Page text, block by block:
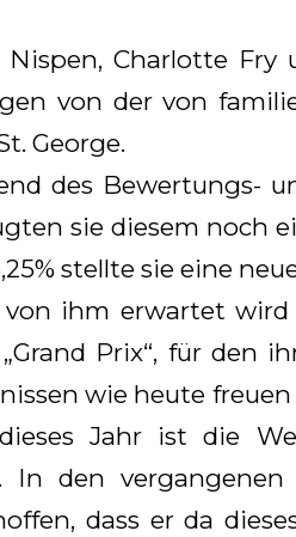
Charlotte Fry
von der von
George.
des Bewertungs-
sie diesem noch
stellte sie eine
ihm erwartet wird
Prix“, für den
wie heute
Jahr ist die
In den
dass er da